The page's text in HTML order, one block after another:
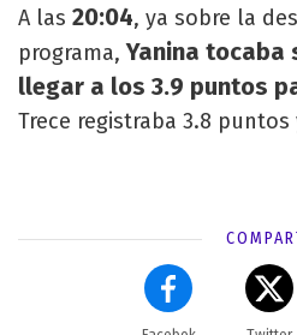
A las 20:04, ya sobre la
programa,Yanina tocaba
llegar a los 3.9 puntos
Trece registraba 3.8